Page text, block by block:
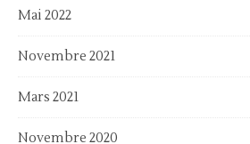
Mai 2022
Novembre 2021
Mars 2021
Novembre 2020